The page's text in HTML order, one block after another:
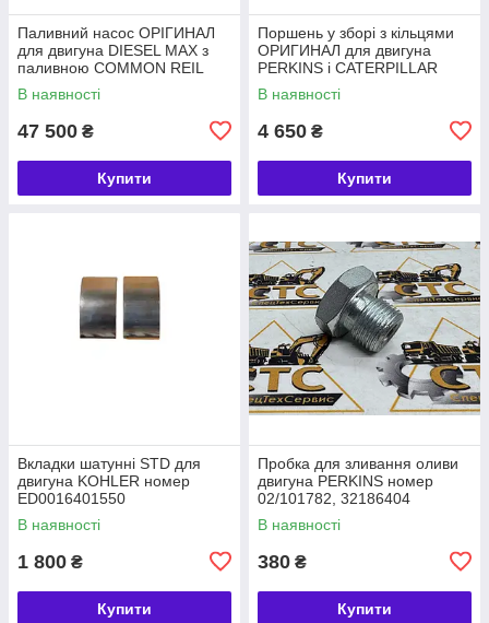
Паливний насос ОРІГИНАЛ
для двигуна DIESEL MAX з
паливною COMMON REIL
номер 320/06620, 28568252
В наявності
47 500 ₴
Купити
Поршень у зборі з кільцями
ОРИГИНАЛ для двигуна
PERKINS і CATERPILLAR
номер 4115P015, 225-5437
В наявності
4 650 ₴
Купити
Вкладки шатунні STD для
двигуна KOHLER номер
ED0016401550
В наявності
1 800 ₴
Купити
Пробка для зливання оливи
двигуна PERKINS номер
02/101782, 32186404
В наявності
380 ₴
Купити